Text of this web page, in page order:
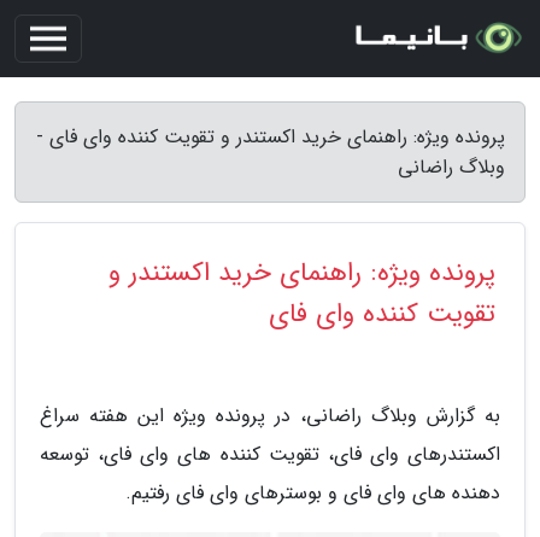
پرونده ویژه: راهنمای خرید اکستندر و تقویت کننده وای فای -
وبلاگ راضانی
پرونده ویژه: راهنمای خرید اکستندر و
تقویت کننده وای فای
به گزارش وبلاگ راضانی، در پرونده ویژه این هفته سراغ
اکستندرهای وای فای، تقویت کننده های وای فای، توسعه
دهنده های وای فای و بوسترهای وای فای رفتیم.